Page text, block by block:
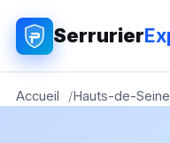
Serrurier
Accueil Hauts-de-Seine